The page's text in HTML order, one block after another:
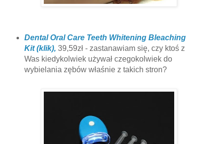
Dental Oral Care Teeth Whitening Bleaching
Kit (klik), 39,59zł - zastanawiam się, czy ktoś z
Was kiedykolwiek używał czegokolwiek do
wybielania zębów właśnie z takich stron?